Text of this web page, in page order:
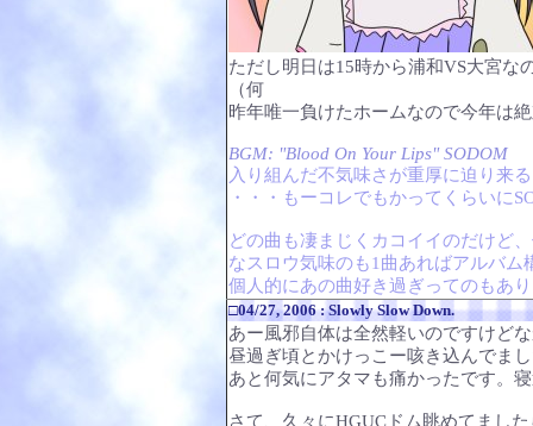
ただし明日は15時から浦和VS大宮な
（何
昨年唯一負けたホームなので今年は
BGM: "Blood On Your Lips" SODOM
入り組んだ不気味さが重厚に迫り来
・・・もーコレでもかってくらいに
どの曲も凄まじくカコイイのだけど
なスロウ気味のも1曲あればアルバ
個人的にあの曲好き過ぎってのもあ
□04/27, 2006 : Slowly Slow Down.
あー風邪自体は全然軽いのですけど
昼過ぎ頃とかけっこー咳き込んでま
あと何気にアタマも痛かったです。
さて、久々にHGUCドム眺めてまし